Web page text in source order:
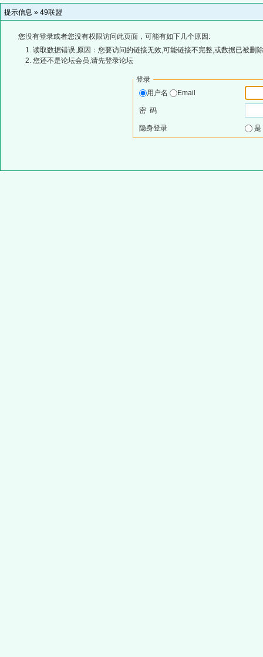
提示信息 » 49联盟
您没有登录或者您没有权限访问此页面，可能有如下几个原因:
读取数据错误,原因：您要访问的链接无效,可能链接不完整,或数据已被删
您还不是论坛会员,请先登录论坛
登录
用户名
Email
密 码
隐身登录